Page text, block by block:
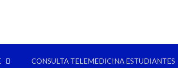
CONSULTA TELEMEDICINA ESTUDIANTES